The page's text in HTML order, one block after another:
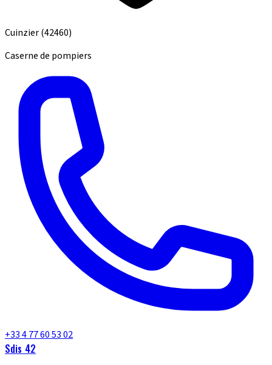
Cuinzier(42460)
Caserne de pompiers
+33 4 77 60 53 02
Sdis 42